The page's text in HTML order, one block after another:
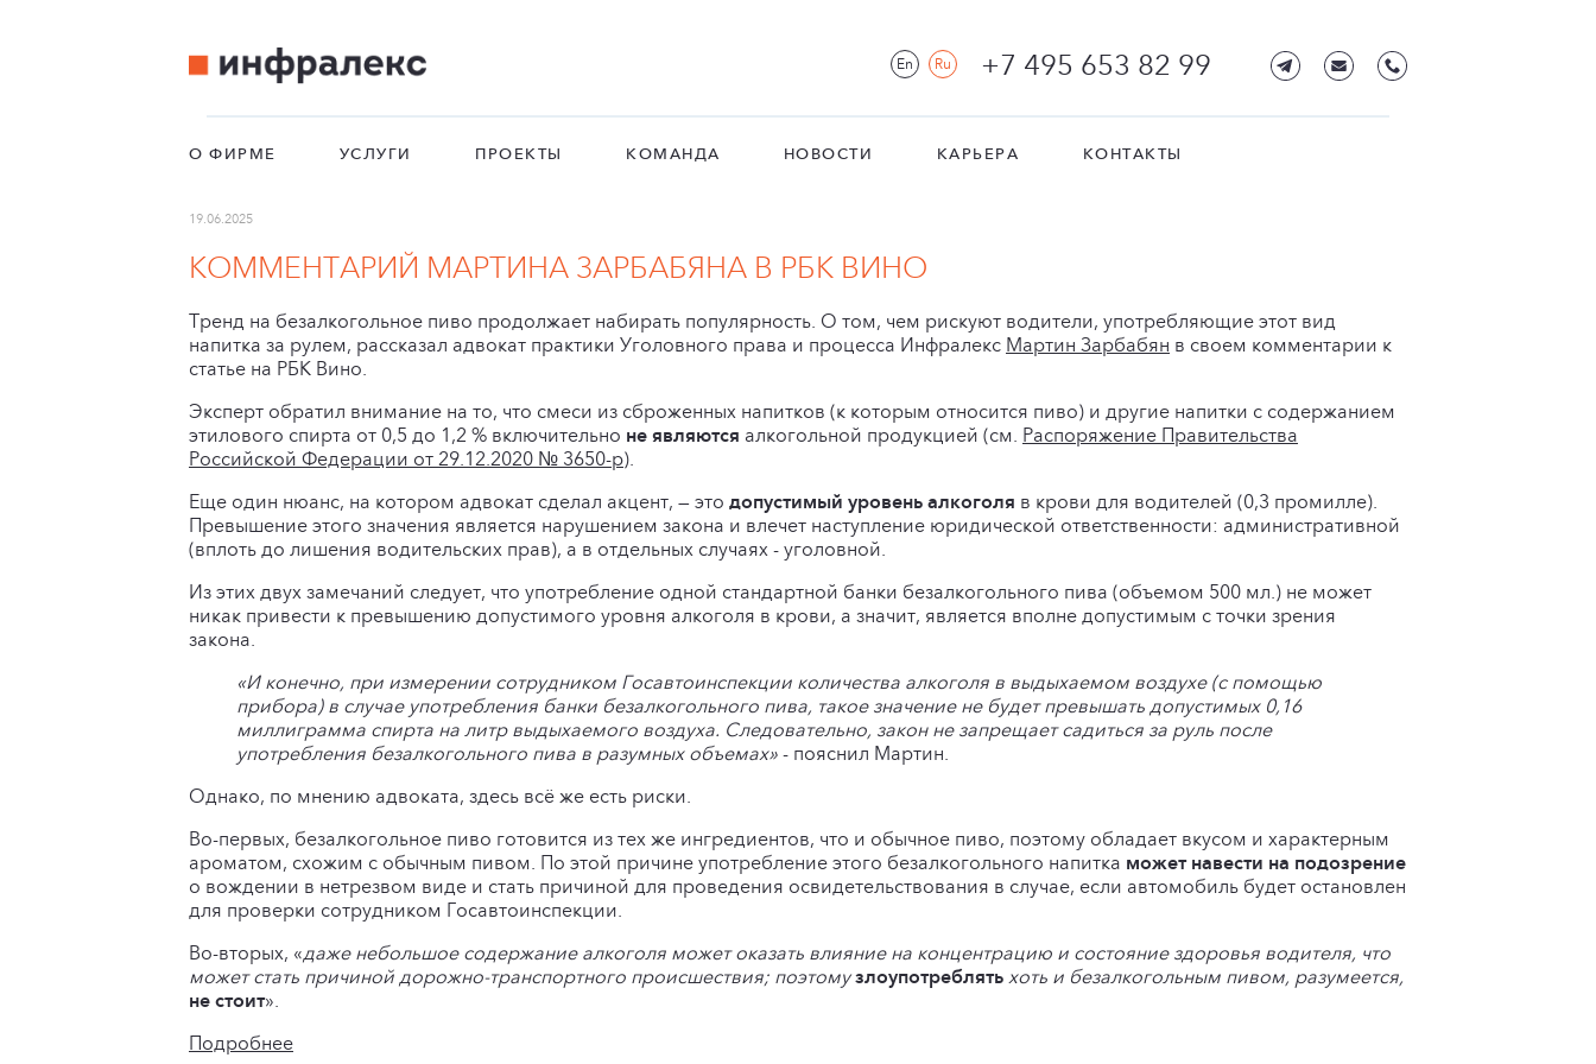
En Ru +7 495 653 82 99
О ФИРМЕ УСЛУГИ ПРОЕКТЫ КОМАНДА НОВОСТИ КАРЬЕРА КОНТАКТЫ
19.06.2025
КОММЕНТАРИЙ МАРТИНА ЗАРБАБЯНА В РБК ВИНО
Тренд на безалкогольное пиво продолжает набирать популярность. О том, чем рискуют водители, употребляющие этот вид
напитка за рулем, рассказал адвокат практики Уголовного права и процесса Инфралекс Мартин Зарбабян в своем комментарии к
статье на РБК Вино.
Эксперт обратил внимание на то, что смеси из сброженных напитков (к которым относится пиво) и другие напитки с содержанием
этилового спирта от 0,5 до 1,2 % включительно не являются алкогольной продукцией (см. Распоряжение Правительства
Российской Федерации от 29.12.2020 № 3650-р).
Еще один нюанс, на котором адвокат сделал акцент, — это допустимый уровень алкоголя в крови для водителей (0,3 промилле).
Превышение этого значения является нарушением закона и влечет наступление юридической ответственности: административной
(вплоть до лишения водительских прав), а в отдельных случаях - уголовной.
Из этих двух замечаний следует, что употребление одной стандартной банки безалкогольного пива (объемом 500 мл.) не может
никак привести к превышению допустимого уровня алкоголя в крови, а значит, является вполне допустимым с точки зрения
закона.
«И конечно, при измерении сотрудником Госавтоинспекции количества алкоголя в выдыхаемом воздухе (с помощью
прибора) в случае употребления банки безалкогольного пива, такое значение не будет превышать допустимых 0,16
миллиграмма спирта на литр выдыхаемого воздуха. Следовательно, закон не запрещает садиться за руль после
употребления безалкогольного пива в разумных объемах» - пояснил Мартин.
Однако, по мнению адвоката, здесь всё же есть риски.
Во-первых, безалкогольное пиво готовится из тех же ингредиентов, что и обычное пиво, поэтому обладает вкусом и характерным
ароматом, схожим с обычным пивом. По этой причине употребление этого безалкогольного напитка может навести на подозрение
о вождении в нетрезвом виде и стать причиной для проведения освидетельствования в случае, если автомобиль будет остановлен
для проверки сотрудником Госавтоинспекции.
Во-вторых, «даже небольшое содержание алкоголя может оказать влияние на концентрацию и состояние здоровья водителя, что
может стать причиной дорожно-транспортного происшествия; поэтомузлоупотреблять хоть и безалкогольным пивом, разумеется,
не стоит».
Подробнее